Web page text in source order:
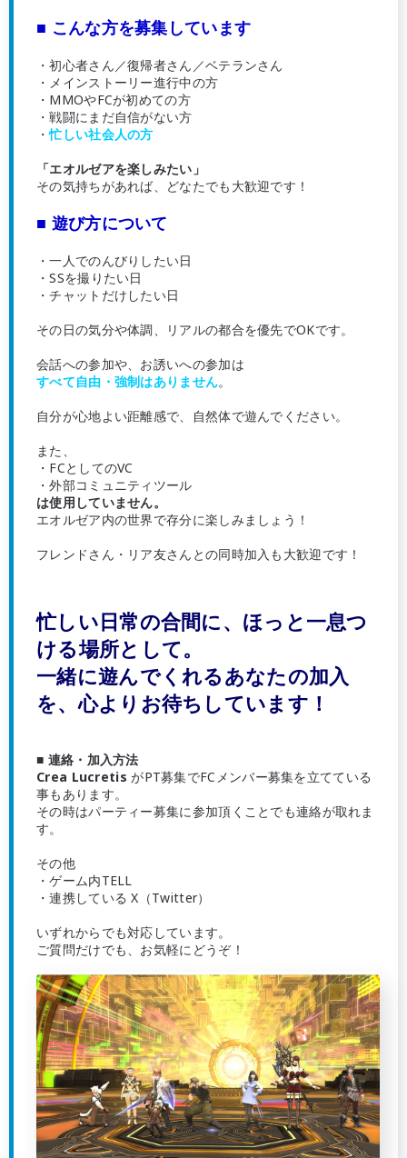
■ こんな方を募集しています
・初心者さん／復帰者さん／ベテランさん
・メインストーリー進行中の方
・MMOやFCが初めての方
・戦闘にまだ自信がない方
・忙しい社会人の方
「エオルゼアを楽しみたい」
その気持ちがあれば、どなたでも大歓迎です！
■ 遊び方について
・一人でのんびりしたい日
・SSを撮りたい日
・チャットだけしたい日
その日の気分や体調、リアルの都合を優先でOKです。
会話への参加や、お誘いへの参加は
すべて自由・強制はありません。
自分が心地よい距離感で、自然体で遊んでください。
また、
・FCとしてのVC
・外部コミュニティツール
は使用していません。
エオルゼア内の世界で存分に楽しみましょう！
フレンドさん・リア友さんとの同時加入も大歓迎です！
忙しい日常の合間に、ほっと一息つ
ける場所として。
一緒に遊んでくれるあなたの加入
を、心よりお待ちしています！
■ 連絡・加入方法
Crea Lucretis がPT募集でFCメンバー募集を立てている
事もあります。
その時はパーティー募集に参加頂くことでも連絡が取れま
す。
その他
・ゲーム内TELL
・連携している X（Twitter）
いずれからでも対応しています。
ご質問だけでも、お気軽にどうぞ！